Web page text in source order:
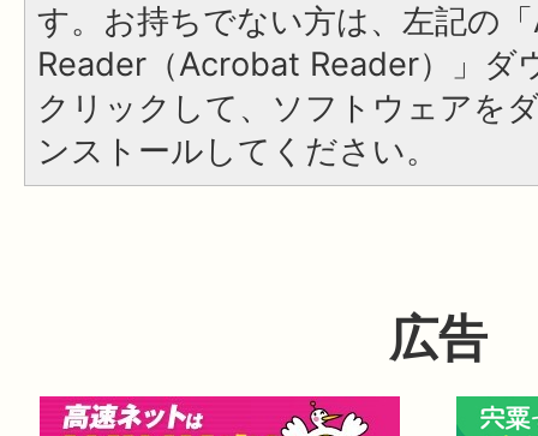
す。お持ちでない方は、左記の
Reader（Acrobat Reader）」ダ
クリックして、ソフトウェアを
ンストールしてください。
広告